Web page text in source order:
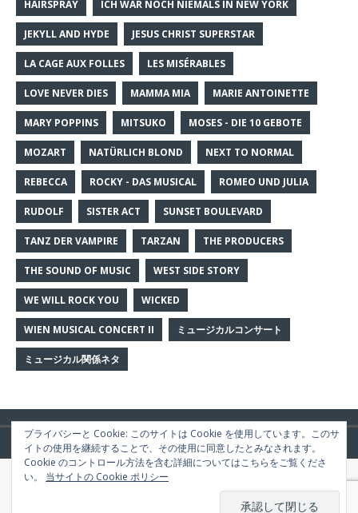
HAIRSPRAY ICH WAR NOCH NIEMALS IN NEW YORK
JEKYLL AND HYDE JESUS CHRIST SUPERSTAR
LA CAGE AUX FOLLES LES MISÉRABLES
LOVE NEVER DIES MAMMA MIA MARIE ANTOINETTE
MARY POPPINS MITSUKO MOSES - DIE 10 GEBOTE
MOZART NATÜRLICH BLOND NEXT TO NORMAL
REBECCA ROCKY - DAS MUSICAL ROMEO UND JULIA
RUDOLF SISTER ACT SUNSET BOULEVARD
TANZ DER VAMPIRE TARZAN THE PRODUCERS
THE SOUND OF MUSIC WEST SIDE STORY
WE WILL ROCK YOU WICKED
WIEN MUSICAL CONCERT II ミュージカルコンサート
ミュージカル関係ネタ
Copyright © 2026 | WordPress Theme byMH Themes
プライバシーと Cookie: このサイトは Cookie を使用しています。このサ
イトの使用を継続することで、その使用に同意したとみなされます。
Cookie のコントロール方法を含む詳細についてはこちらをご覧くださ
い。 当サイトの Cookie ポリシー